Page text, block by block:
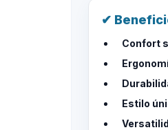
✔
Confort
Estilo